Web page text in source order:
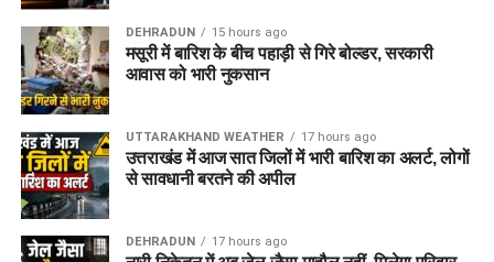
हैं। इसके बजाय पूरा परिसर एक रेजिडेंशियल कॉम्प्लेक्स की तरह विकसित
किया जाएगा, जहां सुरक्षा के साथ रहने, पढ़ाई, दैनिक जीवन और सामाजिक
विकास से जुड़ी सुविधाएं उपलब्ध होंगी।
परिसर को आधुनिक सुविधाओं से लैस करने की योजना है। यहां आंगनबाड़ी
केंद्र भी खोले जाएंगे। जरूरत पड़ने पर प्राथमिक विद्यालय की सुविधा भी
उपलब्ध कराई जा सकती है। इस पहल का मकसद सिर्फ महिलाओं और
बच्चों को रहने की जगह देना नहीं, बल्कि उन्हें ऐसा वातावरण उपलब्ध कराना
है, जहां वे खुद को सुरक्षित, सम्मानित और परिवार का हिस्सा महसूस कर
सकें।
DEHRADUN 15 hours ago
मसूरी में बारिश के बीच पहाड़ी से गिरे बोल्डर, सरकारी
आवास को भारी नुकसान
UTTARAKHAND WEATHER 17 hours ago
उत्तराखंड में आज सात जिलों में भारी बारिश का अलर्ट, लोगों
से सावधानी बरतने की अपील
DEHRADUN 17 hours ago